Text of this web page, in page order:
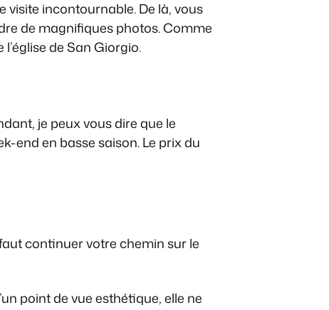
visite incontournable. De là, vous
de magnifiques photos. Comme
de San Giorgio.
je peux vous dire que le
end en basse saison. Le prix du
continuer votre chemin sur le
point de vue esthétique, elle ne